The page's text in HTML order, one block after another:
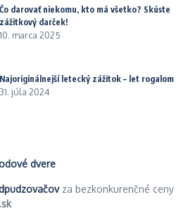
Čo darovať niekomu, kto má všetko? Skúste
zážitkový darček!
10. marca 2025
Najoriginálnejší letecký zážitok – let rogalom
31. júla 2024
dvere
za bezkonkurenčné ceny